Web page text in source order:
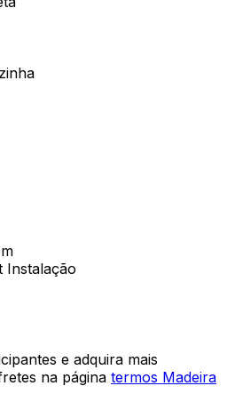
Instalação
e adquira mais
na página termos Madeira